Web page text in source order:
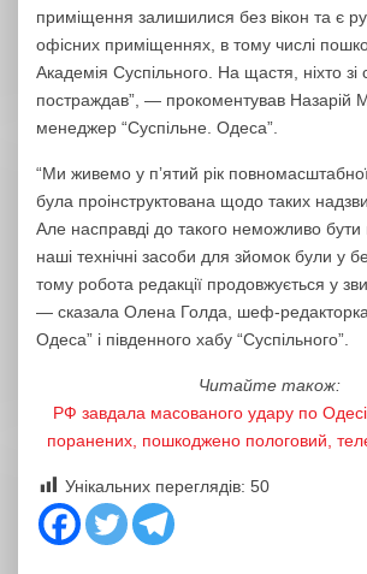
приміщення залишилися без вікон та є
офісних приміщеннях, в тому числі
Академія Суспільного. На щастя, ніхто зі
постраждав”, — прокоментував Назарій
менеджер “Суспільне. Одеса”.
“Ми живемо у пʼятий рік
була проінструктована щодо таких
Але насправді до такого неможливо
наші технічні засоби для зйомок були у
тому робота редакції продовжується у
— сказала Олена Голда, шеф-редакторка
Одеса” і південного хабу “Суспільного”.
Читайте також:
РФ завдала масованого удару по
поранених, пошкоджено пологовий,
Унікальних переглядів: 50